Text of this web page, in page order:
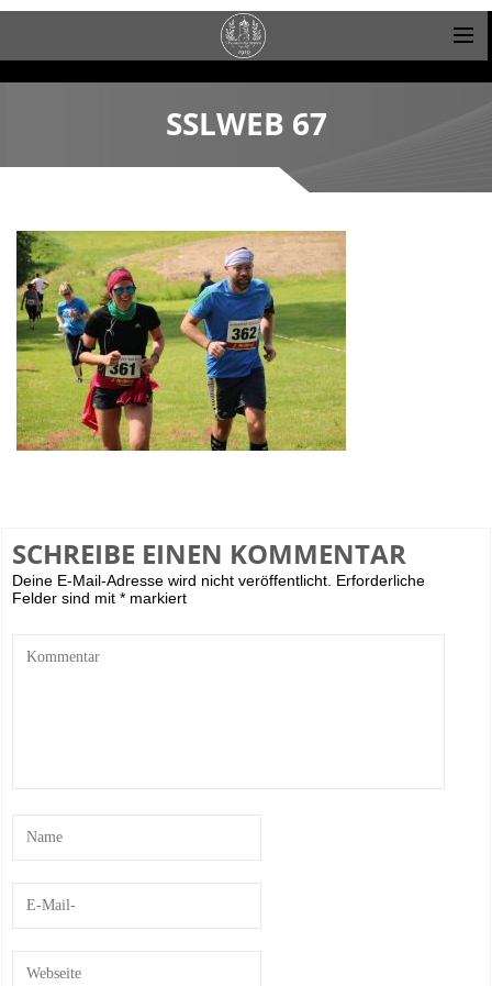
SSLWEB 67
SCHREIBE EINEN KOMMENTAR
Deine E-Mail-Adresse wird nicht veröffentlicht. Erforderliche
Felder sind mit* markiert